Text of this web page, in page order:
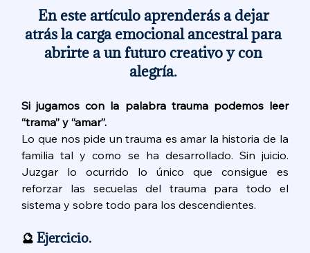
En este artículo aprenderás a dejar
atrás la carga emocional ancestral para
abrirte a un futuro creativo y con
alegría.
Si jugamos con la palabra trauma podemos leer
“trama” y “amar”.
Lo que nos pide un trauma es amar la historia de la
familia tal y como se ha desarrollado. Sin juicio.
Juzgar lo ocurrido lo único que consigue es
reforzar las secuelas del trauma para todo el
sistema y sobre todo para los descendientes.
🔮 Ejercicio.